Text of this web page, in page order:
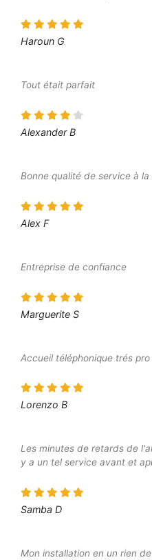
Haroun G
Tout était parfait
Alexander B
Bonne qualité de service à
Alex F
Entreprise de confiance
Marguerite S
Accueil téléphonique trés pro
Lorenzo B
Les minutes de retards de
y a un tel service avant et
Samba D
Mon installation en un rien